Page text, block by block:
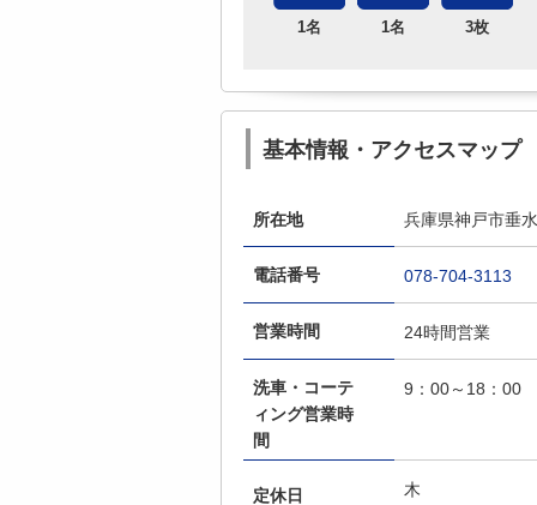
1名 1名 3枚
基本情報・アクセスマップ
所在地 兵庫県神戸市垂
電話番号 078-704-3113
営業時間 24時間営業
洗車・コーテ
ィング営業時
間
9：00～18：00
定休日 木